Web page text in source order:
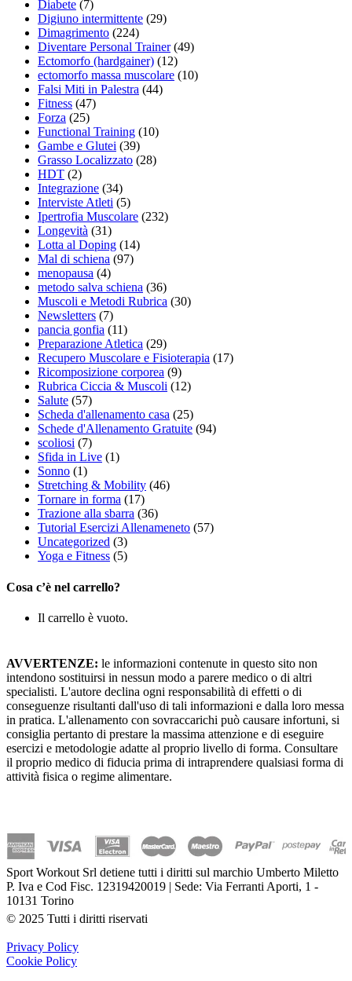
Diabete (7)
Digiuno intermittente (29)
Dimagrimento (224)
Diventare Personal Trainer(49)
Ectomorfo (hardgainer) (12)
ectomorfo massa muscolare (10)
Falsi Miti in Palestra (44)
Fitness (47)
Forza (25)
Functional Training (10)
Gambe e Glutei (39)
Grasso Localizzato (28)
HDT (2)
Integrazione (34)
Interviste Atleti (5)
Ipertrofia Muscolare (232)
Longevità (31)
Lotta al Doping (14)
Mal di schiena (97)
menopausa (4)
metodo salva schiena (36)
Muscoli e Metodi Rubrica (30)
Newsletters (7)
pancia gonfia (11)
Preparazione Atletica (29)
Recupero Muscolare e Fisioterapia (17)
Ricomposizione corporea (9)
Rubrica Ciccia & Muscoli (12)
Salute (57)
Scheda d'allenamento casa (25)
Schede d'Allenamento Gratuite (94)
scoliosi (7)
Sfida in Live (1)
Sonno (1)
Stretching & Mobility (46)
Tornare in forma (17)
Trazione alla sbarra (36)
Tutorial Esercizi Allenameneto (57)
Uncategorized (3)
Yoga e Fitness (5)
Cosa c’è nel carrello?
Il carrello è vuoto.
AVVERTENZE: le informazioni contenute in questo sito non
intendono sostituirsi in nessun modo a parere medico o di altri
specialisti. L'autore declina ogni responsabilità di effetti o di
conseguenze risultanti dall'uso di tali informazioni e dalla loro messa
in pratica. L'allenamento con sovraccarichi può causare infortuni, si
consiglia pertanto di prestare la massima attenzione e di eseguire
esercizi e metodologie adatte al proprio livello di forma. Consultare
il proprio medico di fiducia prima di intraprendere qualsiasi forma di
attività fisica o regime alimentare.
Sport Workout Srl detiene tutti i diritti sul marchio Umberto Miletto
P. Iva e Cod Fisc. 12319420019 | Sede: Via Ferranti Aporti, 1 -
10131 Torino
© 2025 Tutti i diritti riservati
Privacy Policy
Cookie Policy